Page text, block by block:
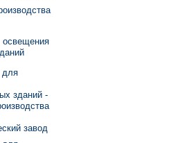
освещения
для
зданий -
завод